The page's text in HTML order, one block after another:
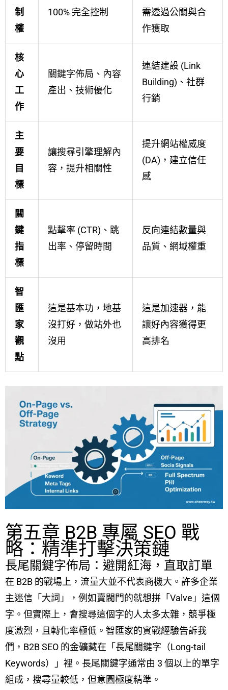
制
權
100% 完全控制
需透過公關與合
作獲取
核
心
工
作
關鍵字佈局、內容
產出、技術優化
連結建設 (Link
Building)、社群
行銷
主
要
目
標
讓搜尋引擎理解內
容，提升相關性
提升網站權威度
(DA)，建立信任
感
關
鍵
指
標
點擊率 (CTR)、跳
出率、停留時間
反向連結數量與
品質、網域權重
智
匯
家
觀
點
這是基本功，地基
沒打好，做站外也
沒用
這是加速器，能
讓好內容獲得更
高排名
第五章 B2B 專屬 SEO 戰
略：精準打擊決策鏈
長尾關鍵字佈局：避開紅海，直取訂單
在 B2B 的戰場上，流量大並不代表商機大。許多企業
主迷信「大詞」，例如賣閥門的就想拼「Valve」這個
字。但實際上，會搜尋這個字的人太多太雜，競爭極
度激烈，且轉化率極低。智匯家的實戰經驗告訴我
們，B2B SEO 的金礦藏在「長尾關鍵字（Long-tail
Keywords）」裡。長尾關鍵字通常由 3 個以上的單字
組成，搜尋量較低，但意圖極度精準。